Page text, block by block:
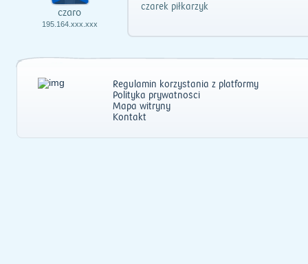
czaro
195.164.xxx.xxx
czarek piłkarzyk
Regulamin korzystania z platformy
Polityka prywatności
Mapa witryny
Kontakt